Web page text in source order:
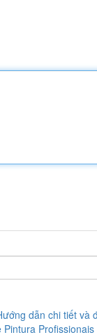
dẫn chi tiết và
Pintura